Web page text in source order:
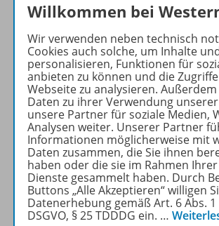
Frische Ideen
Ihr Wegweiser zu
wichtigsten
ENGLISCH:
zu den Abo-
zum
zum Online-
Mehr zur
Willkommen bei
Wir verwenden neben technisch
Cookies auch solche, um Inhalte
personalisieren, Funktionen für
anbieten zu können und die
Webseite zu analysieren.
Daten zu ihrer Verwendung
unsere Partner für soziale Medien,
Analysen weiter. Unserer Partner
Informationen möglicherweise mit
Daten zusammen, die Sie ihnen
haben oder die sie im Rahmen
Dienste gesammelt haben. Durch
Buttons „Alle Akzeptieren“ willigen
Datenerhebung gemäß Art. 6 Abs. 1
DSGVO, § 25 TDDDG ein. …